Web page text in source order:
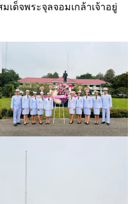
ด็จพระจุลจอมเกล้าเจ้าอยู่